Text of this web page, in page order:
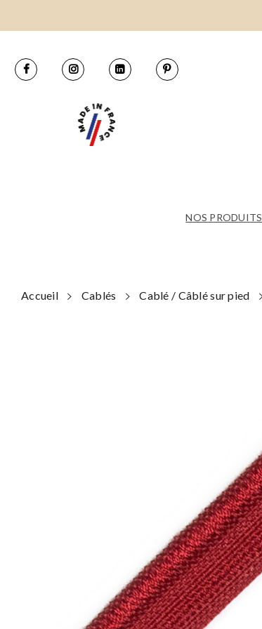
NOS PRODUITS
Accueil Cablés Cablé / Câblé sur pied